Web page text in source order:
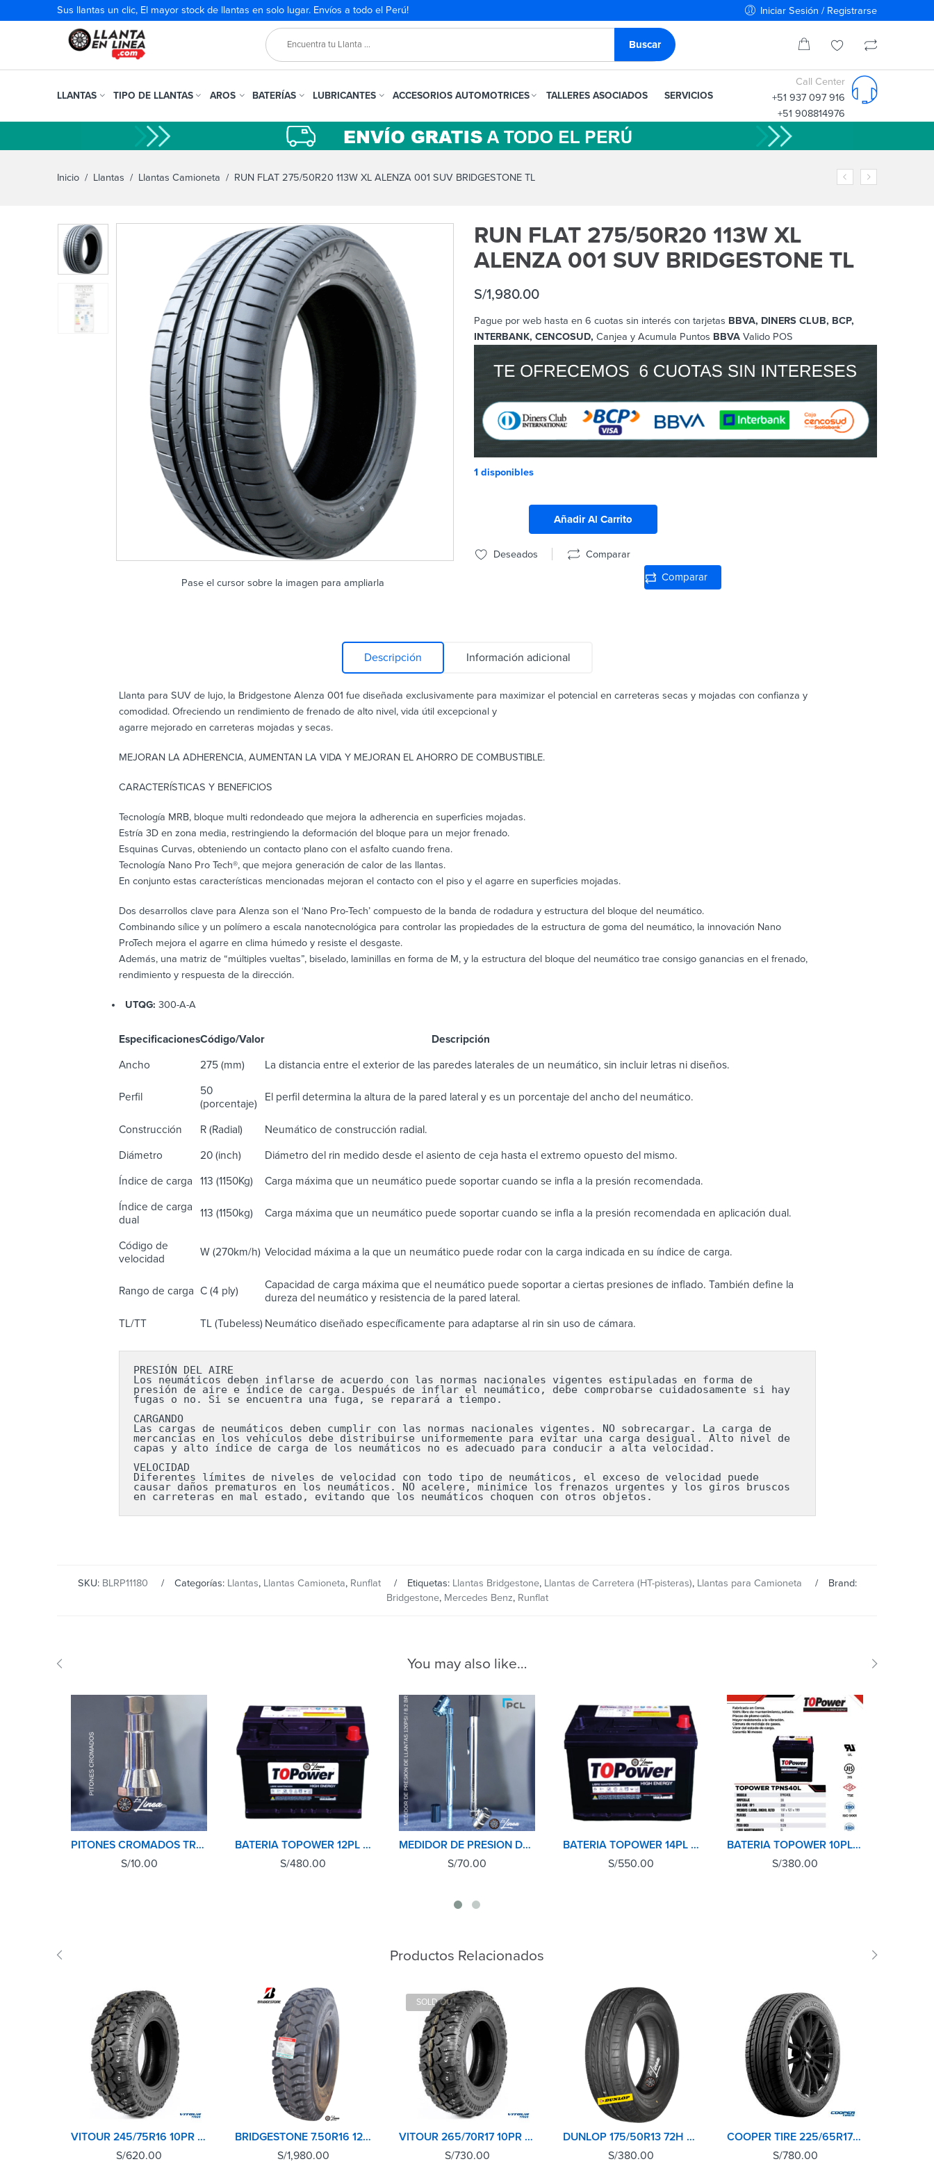
Sus llantas un clic, El mayor stock de llantas en solo lugar. Envíos a todo el Perú! Iniciar Sesión / Registrarse
LLANTAS TIPO DE LLANTAS AROS BATERÍAS LUBRICANTES ACCESORIOS AUTOMOTRICES TALLERES ASOCIADOS SERVICIOS
Call Center
+51 937 097 916
+51 908814976
Inicio / Llantas / Llantas Camioneta / RUN FLAT 275/50R20 113W XL ALENZA 001 SUV BRIDGESTONE TL
Pase el cursor sobre la imagen para ampliarla
RUN FLAT 275/50R20 113W XL
ALENZA 001 SUV BRIDGESTONE TL
S/1,980.00
Pague por web hasta en 6 cuotas sin interés con tarjetas BBVA, DINERS CLUB, BCP,
INTERBANK, CENCOSUD, Canjea y Acumula Puntos BBVA Valido POS
1 disponibles
Añadir Al Carrito
Deseados Comparar
Comparar
Descripción Información adicional
Llanta para SUV de lujo, la Bridgestone Alenza 001 fue diseñada exclusivamente para maximizar el potencial en carreteras secas y mojadas con confianza y
comodidad. Ofreciendo un rendimiento de frenado de alto nivel, vida útil excepcional y
agarre mejorado en carreteras mojadas y secas.
MEJORAN LA ADHERENCIA, AUMENTAN LA VIDA Y MEJORAN EL AHORRO DE COMBUSTIBLE.
CARACTERÍSTICAS Y BENEFICIOS
Tecnología MRB, bloque multi redondeado que mejora la adherencia en superficies mojadas.
Estría 3D en zona media, restringiendo la deformación del bloque para un mejor frenado.
Esquinas Curvas, obteniendo un contacto plano con el asfalto cuando frena.
Tecnología Nano Pro Tech®, que mejora generación de calor de las llantas.
En conjunto estas características mencionadas mejoran el contacto con el piso y el agarre en superficies mojadas.
Dos desarrollos clave para Alenza son el ‘Nano Pro-Tech’ compuesto de la banda de rodadura y estructura del bloque del neumático.
Combinando sílice y un polímero a escala nanotecnológica para controlar las propiedades de la estructura de goma del neumático, la innovación Nano
ProTech mejora el agarre en clima húmedo y resiste el desgaste.
Además, una matriz de “múltiples vueltas”, biselado, laminillas en forma de M, y la estructura del bloque del neumático trae consigo ganancias en el frenado,
rendimiento y respuesta de la dirección.
UTQG: 300-A-A
EspecificacionesCódigo/ValorDescripción
Ancho 275 (mm) La distancia entre el exterior de las paredes laterales de un neumático, sin incluir letras ni diseños.
Perfil
50
(porcentaje)
El perfil determina la altura de la pared lateral y es un porcentaje del ancho del neumático.
Construcción R (Radial) Neumático de construcción radial.
Diámetro 20 (inch) Diámetro del rin medido desde el asiento de ceja hasta el extremo opuesto del mismo.
Índice de carga 113 (1150Kg) Carga máxima que un neumático puede soportar cuando se infla a la presión recomendada.
Índice de carga
dual
113 (1150kg) Carga máxima que un neumático puede soportar cuando se infla a la presión recomendada en aplicación dual.
Código de
velocidad
W (270km/h) Velocidad máxima a la que un neumático puede rodar con la carga indicada en su índice de carga.
Rango de carga C (4 ply)
Capacidad de carga máxima que el neumático puede soportar a ciertas presiones de inflado. También define la
dureza del neumático y resistencia de la pared lateral.
TL/TT TL (Tubeless) Neumático diseñado específicamente para adaptarse al rin sin uso de cámara.
PRESIÓN DEL AIRE
Los neumáticos deben inflarse de acuerdo con las normas nacionales vigentes estipuladas en forma de
presión de aire e índice de carga. Después de inflar el neumático, debe comprobarse cuidadosamente si hay
fugas o no. Si se encuentra una fuga, se reparará a tiempo.
CARGANDO
Las cargas de neumáticos deben cumplir con las normas nacionales vigentes. NO sobrecargar. La carga de
mercancías en los vehículos debe distribuirse uniformemente para evitar una carga desigual. Alto nivel de
capas y alto índice de carga de los neumáticos no es adecuado para conducir a alta velocidad.
VELOCIDAD
Diferentes límites de niveles de velocidad con todo tipo de neumáticos, el exceso de velocidad puede
causar daños prematuros en los neumáticos. NO acelere, minimice los frenazos urgentes y los giros bruscos
en carreteras en mal estado, evitando que los neumáticos choquen con otros objetos.
SKU: BLRP11180 Categorías: Llantas, Llantas Camioneta, Runflat Etiquetas: Llantas Bridgestone, Llantas de Carretera (HT-pisteras), Llantas para Camioneta
Brand:
Bridgestone, Mercedes Benz, Runflat
You may also like…
PITONES CROMADOS TR413C AUTO-CAMIONETA
S/10.00
BATERIA TOPOWER 12PL 50AMP/460 CCA LIBRE MANTENIMIENTO MADE IN KOREA
S/480.00
MEDIDOR DE PRESION DE NEUMATICOS(LLANTAS) PCL
S/70.00
BATERIA TOPOWER 14PL 70AMP/620CCA LIBRE MANTENIMIENTO MADE IN KOREA
S/550.00
BATERIA TOPOWER 10PL 38AMP/360CCA LIBRE MANTENIMIENTO MADE IN KOREA
S/380.00
Productos Relacionados
VITOUR 245/75R16 10PR 120N EXPLORER MT
S/620.00
BRIDGESTONE 7.50R16 12PR POST L301
S/1,980.00
SOLD OUT
VITOUR 265/70R17 10PR 121Q EXPLORER MT
S/730.00
DUNLOP 175/50R13 72H SP SPORT LM704 TH
S/380.00
COOPER TIRE 225/65R17 102H EVOLUTION SPORT
S/780.00